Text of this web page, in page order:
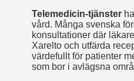
Telemedicin-tjänster
vård. Många svenska
konsultationer där
Xarelto och utfärda
värdefullt för patienter
som bor i avlägsna